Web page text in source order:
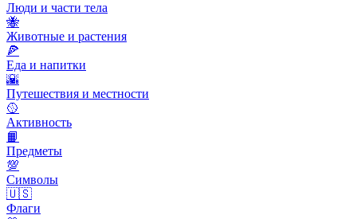
Люди и части тела
🐝
Животные и растения
🍕
Еда и напитки
🌇
Путешествия и местности
🥎
Активность
📙
Предметы
💯
Символы
🇺🇸
Флаги